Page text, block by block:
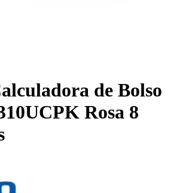
de Bolso
Rosa 8